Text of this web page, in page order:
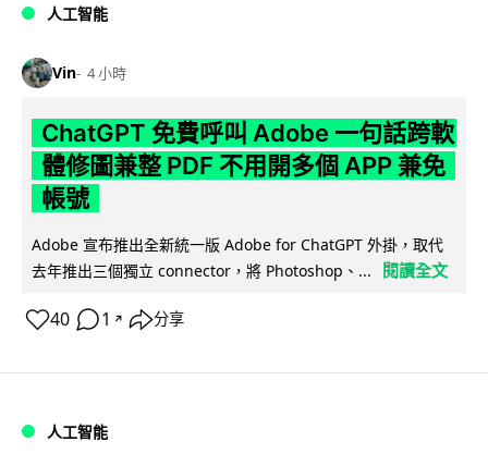
人工智能
Vin 4 小時
ChatGPT 免費呼叫 Adobe 一句話跨軟
體修圖兼整 PDF 不用開多個 APP 兼免
帳號
Adobe 宣布推出全新統一版 Adobe for ChatGPT 外掛，取代
去年推出三個獨立 connector，將 Photoshop、...
閱讀全文
40 1 ↗ 分享
人工智能